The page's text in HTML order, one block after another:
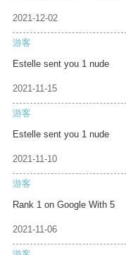
2021-12-02
游客
Estelle sent you 1 nude
2021-11-15
游客
Estelle sent you 1 nude
2021-11-10
游客
Rank 1 on Google With 5
2021-11-06